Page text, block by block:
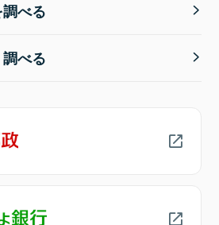
べる
べる